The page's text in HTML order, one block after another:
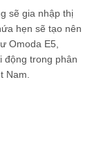
sẽ gia nhập thị
hẹn sẽ tạo nên
Omoda E5,
động trong phân
Nam.